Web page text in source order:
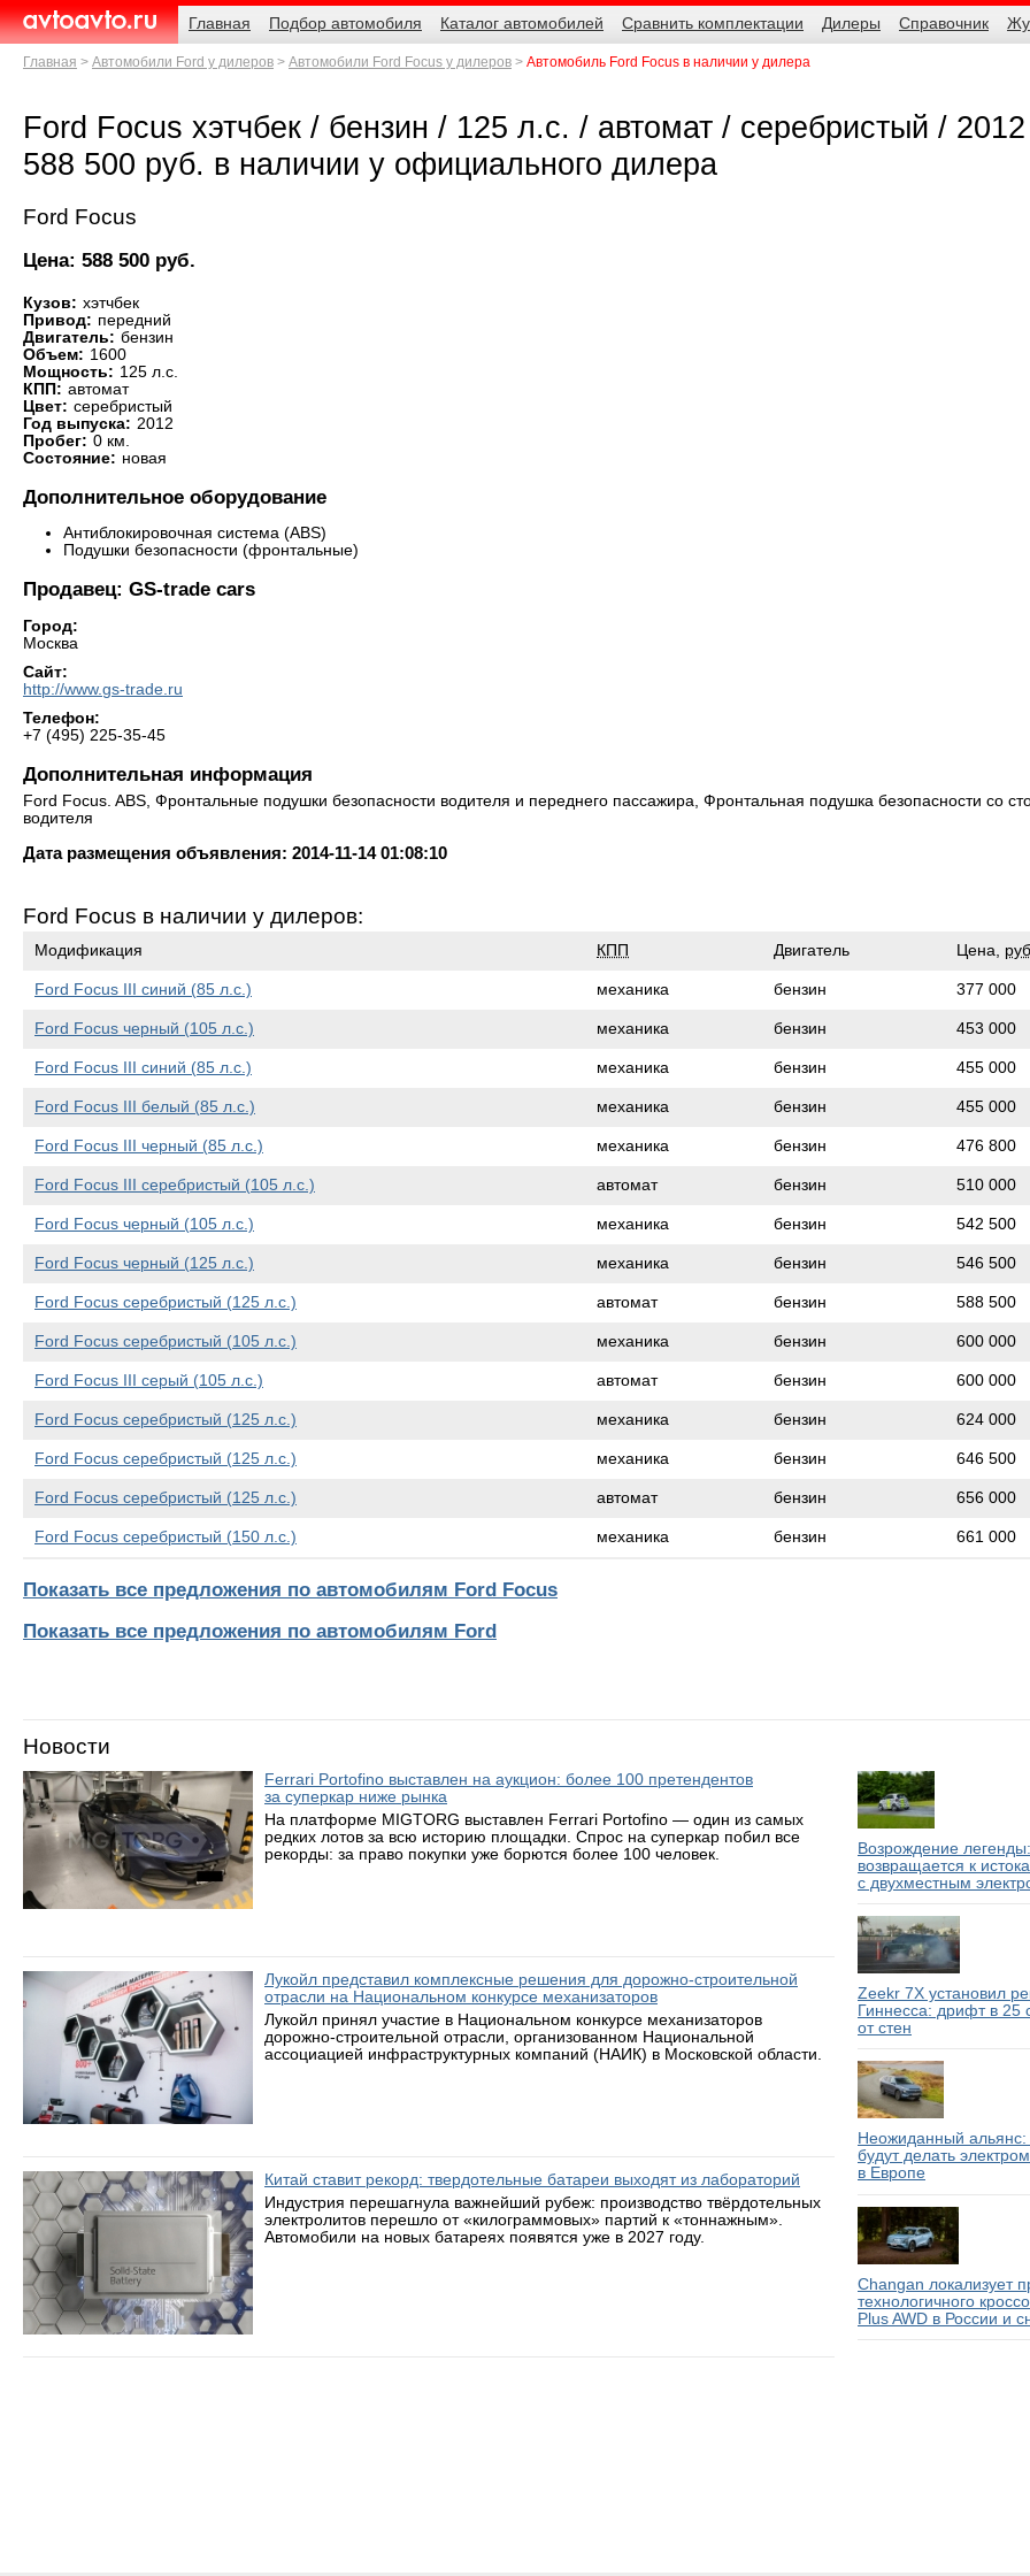
AvtoAvto.ru
Навигация
Главная
Подбор автомобиля Каталог автомобилей Сравнить комплектации Дилеры Справочник
Родительские
страницы
Главная Автомобили Ford у дилеров Автомобили Ford Focus у дилеров Автомобиль Ford Focus в наличии у дилера
Ford Focus хэтчбек / бензин / 125 л.с. / автомат / серебристый /
588 500 руб. в наличии у официального дилера
Ford Focus
Цена: 588 500 руб.
Кузов: хэтчбек
Привод: передний
Двигатель: бензин
Объем: 1600
Мощность: 125 л.с.
КПП: автомат
Цвет: серебристый
Год выпуска: 2012
Пробег: 0 км.
Состояние: новая
Дополнительное оборудование
Антиблокировочная система (ABS)
Подушки безопасности (фронтальные)
Продавец: GS-trade cars
Город:
Москва
Сайт:
http://www.gs-trade.ru
Телефон:
+7 (495) 225-35-45
Дополнительная информация
Ford Focus. ABS, Фронтальные подушки безопасности водителя и переднего пассажира, Фронтальная подушка безопасности со
водителя
Дата размещения объявления: 2014-11-14 01:08:10
Ford Focus в наличии у дилеров:
Модификация КПП Двигатель Цена, руб.
Ford Focus III синий (85 л.с.) механика бензин 377 000
Ford Focus черный (105 л.с.) механика бензин 453 000
Ford Focus III синий (85 л.с.) механика бензин 455 000
Ford Focus III белый (85 л.с.) механика бензин 455 000
Ford Focus III черный (85 л.с.) механика бензин 476 800
Ford Focus III серебристый (105 л.с.) автомат бензин 510 000
Ford Focus черный (105 л.с.) механика бензин 542 500
Ford Focus черный (125 л.с.) механика бензин 546 500
Ford Focus серебристый (125 л.с.) автомат бензин 588 500
Ford Focus серебристый (105 л.с.) механика бензин 600 000
Ford Focus III серый (105 л.с.) автомат бензин 600 000
Ford Focus серебристый (125 л.с.) механика бензин 624 000
Ford Focus серебристый (125 л.с.) механика бензин 646 500
Ford Focus серебристый (125 л.с.) автомат бензин 656 000
Ford Focus серебристый (150 л.с.) механика бензин 661 000
Показать все предложения по автомобилям Ford Focus
Показать все предложения по автомобилям Ford
Новости
Ferrari Portofino выставлен на аукцион: более 100 претендентов
за суперкар ниже рынка
На платформе MIGTORG выставлен Ferrari Portofino — один из самых
редких лотов за всю историю площадки. Спрос на суперкар побил все
рекорды: за право покупки уже борются более 100 человек.
Лукойл представил комплексные решения для дорожно-строительной
отрасли на Национальном конкурсе механизаторов
Лукойл принял участие в Национальном конкурсе механизаторов
дорожно-строительной отрасли, организованном Национальной
ассоциацией инфраструктурных компаний (НАИК) в Московской области.
Китай ставит рекорд: твердотельные батареи выходят из лабораторий
Индустрия перешагнула важнейший рубеж: производство твёрдотельных
электролитов перешло от «килограммовых» партий к «тоннажным».
Автомобили на новых батареях появятся уже в 2027 году.
Возрождение
возвращается к
с двухместным
Zeekr 7X установил
Гиннесса: дрифт в 25
от стен
Неожиданный
будут делать
в Европе
Changan локализует
технологичного
Plus AWD в России и